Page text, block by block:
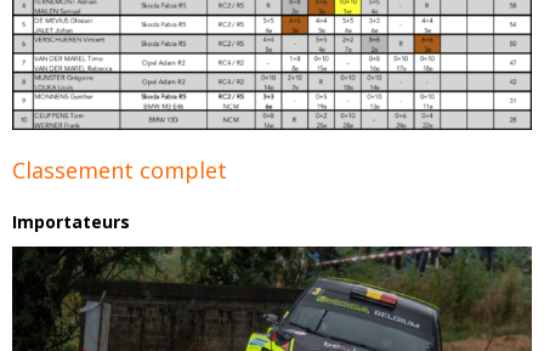
Classement complet
Importateurs